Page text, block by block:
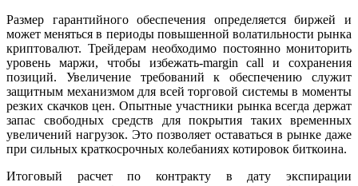
Размер гарантийного обеспечения определяется биржей и
может меняться в периоды повышенной волатильности рынка
криптовалют. Трейдерам необходимо постоянно мониторить
уровень маржи, чтобы избежать-margin call и сохранения
позиций. Увеличение требований к обеспечению служит
защитным механизмом для всей торговой системы в моменты
резких скачков цен. Опытные участники рынка всегда держат
запас свободных средств для покрытия таких временных
увеличений нагрузок. Это позволяет оставаться в рынке даже
при сильных краткосрочных колебаниях котировок биткоина.
Итоговый расчет по контракту в дату экспирации